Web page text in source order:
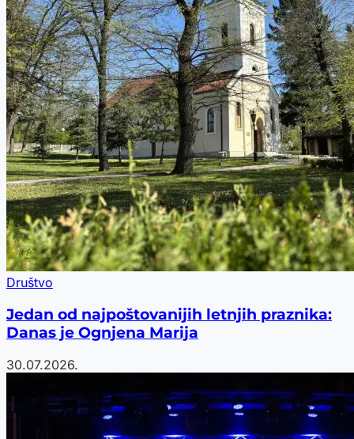
Društvo
Jedan od najpoštovanijih letnjih praznika:
Danas je Ognjena Marija
30.07.2026.